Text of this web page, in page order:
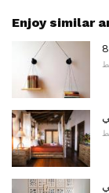
Enjoy similar